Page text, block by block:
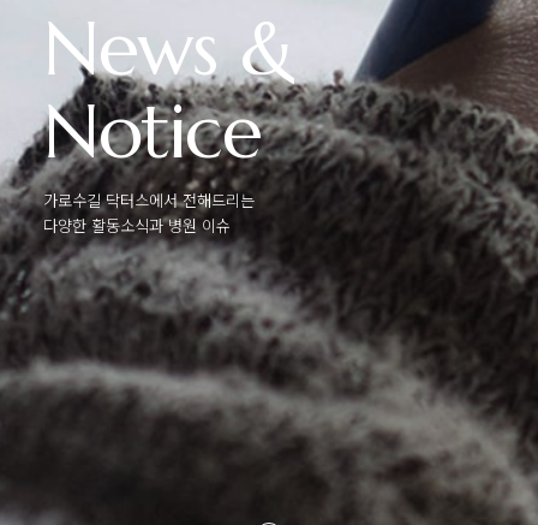
News &
Notice
가로수길 닥터스에서 전해드리는
다양한 활동소식과 병원 이슈